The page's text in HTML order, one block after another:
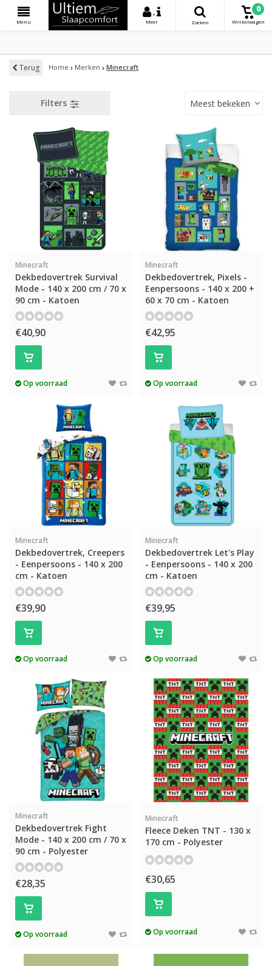
Menu
+
Meer
Zoeken
0
Winkelwagen
Terug Home Merken Minecraft
Filters Meest bekeken
Minecraft
Dekbedovertrek Survival
Mode - 140 x 200 cm / 70 x
90 cm - Katoen
€40,90
Op voorraad
Minecraft
Dekbedovertrek, Pixels -
Eenpersoons - 140 x 200 +
60 x 70 cm - Katoen
€42,95
Op voorraad
Minecraft
Dekbedovertrek, Creepers
- Eenpersoons - 140 x 200
cm - Katoen
€39,90
Op voorraad
Minecraft
Dekbedovertrek Let's Play
- Eenpersoons - 140 x 200
cm - Katoen
€39,95
Op voorraad
Minecraft
Dekbedovertrek Fight
Mode - 140 x 200 cm / 70 x
90 cm - Polyester
€28,35
Op voorraad
Minecraft
Fleece Deken TNT - 130 x
170 cm - Polyester
€30,65
Op voorraad